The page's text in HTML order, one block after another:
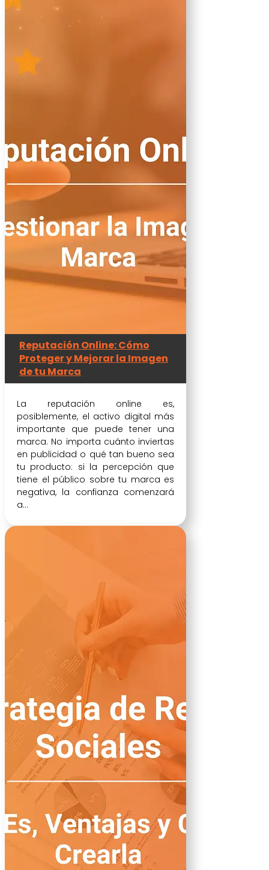
Reputación Online: Cómo
Proteger y Mejorar la Imagen
de tu Marca
La reputación online es,
posiblemente, el activo digital más
importante que puede tener una
marca. No importa cuánto inviertas
en publicidad o qué tan bueno sea
tu producto: si la percepción que
tiene el público sobre tu marca es
negativa, la confianza comenzará
a...